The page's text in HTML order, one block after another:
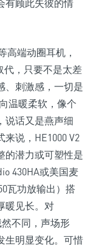
有顾此失彼的情
高端动圈耳机，
代，只要不是太差
、刺激感，一切是
温暖柔软，像个
说话又是燕声细
说，HE1000 V2
的潜力或可塑性是
430HA或美国麦
瓦功放输出）搭
暖见长。对
不同，声场形
生明显变化。可惜